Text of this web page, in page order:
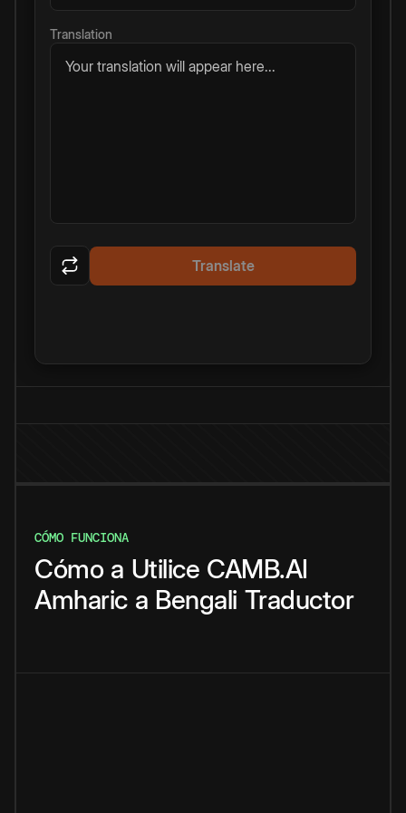
Translation
Your translation will appear here...
Translate
CÓMO FUNCIONA
Cómo a Utilice CAMB.AI
Amharic a Bengali Traductor